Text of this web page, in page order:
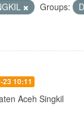
Groups:
23 10:11
Aceh Singkil